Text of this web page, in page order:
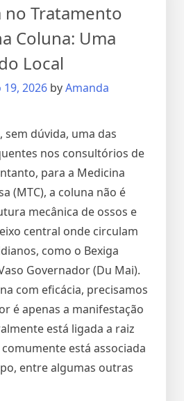
Tratamento
Coluna: Uma
Local
2026 byAmanda
sem dúvida, uma das
nos consultórios de
para a Medicina
(MTC), a coluna não é
mecânica de ossos e
central onde circulam
como o Bexiga
Governador (Du Mai).
com eficácia, precisamos
é apenas a manifestação
está ligada a raiz
está associada
entre algumas outras